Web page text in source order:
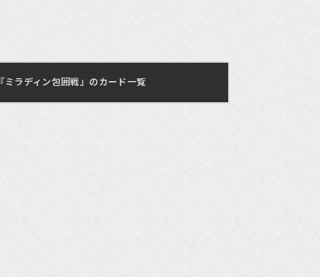
『ミラディン包囲戦』のカード一覧